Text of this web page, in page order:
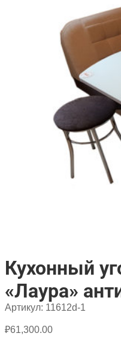
Кухонный
«Лаура»
Артикул: 11612d-1
₽61,300.00